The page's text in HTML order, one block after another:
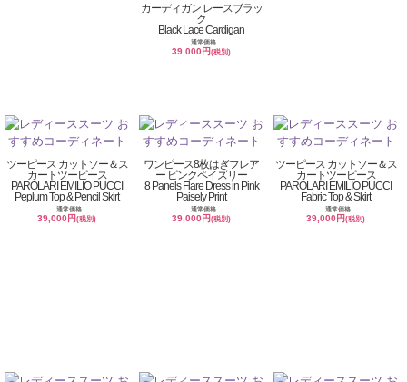
カーディガン レースブラッ
ク
Black Lace Cardigan
通常価格
39,000円(税別)
ツーピース カットソー＆ス
カートツーピース
PAROLARI EMILIO PUCCI
Peplum Top & Pencil Skirt
通常価格
39,000円(税別)
ワンピース8枚はぎフレア
ー ピンクペイズリー
8 Panels Flare Dress in Pink
Paisely Print
通常価格
39,000円(税別)
ツーピース カットソー＆ス
カートツーピース
PAROLARI EMILIO PUCCI
Fabric Top & Skirt
通常価格
39,000円(税別)